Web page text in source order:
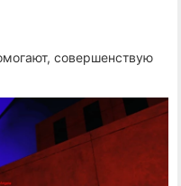
совершенствую